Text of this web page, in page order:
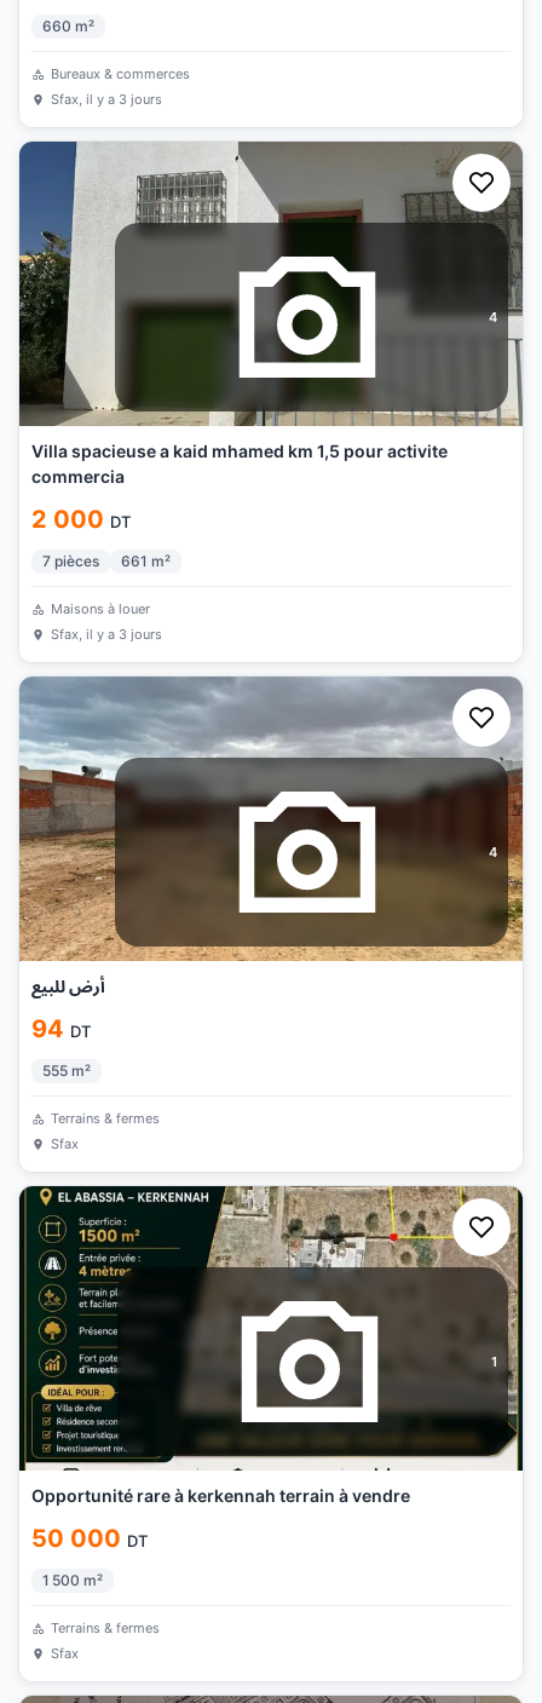
660 m²
Bureaux & commerces
Sfax, il y a 3 jours
4
Villa spacieuse a kaid mhamed km 1,5 pour activite
commercia
2 000 DT
7 pièces 661 m²
Maisons à louer
Sfax, il y a 3 jours
4
أرض للبيع
94 DT
555 m²
Terrains & fermes
Sfax
1
Opportunité rare à kerkennah terrain à vendre
50 000 DT
1 500 m²
Terrains & fermes
Sfax